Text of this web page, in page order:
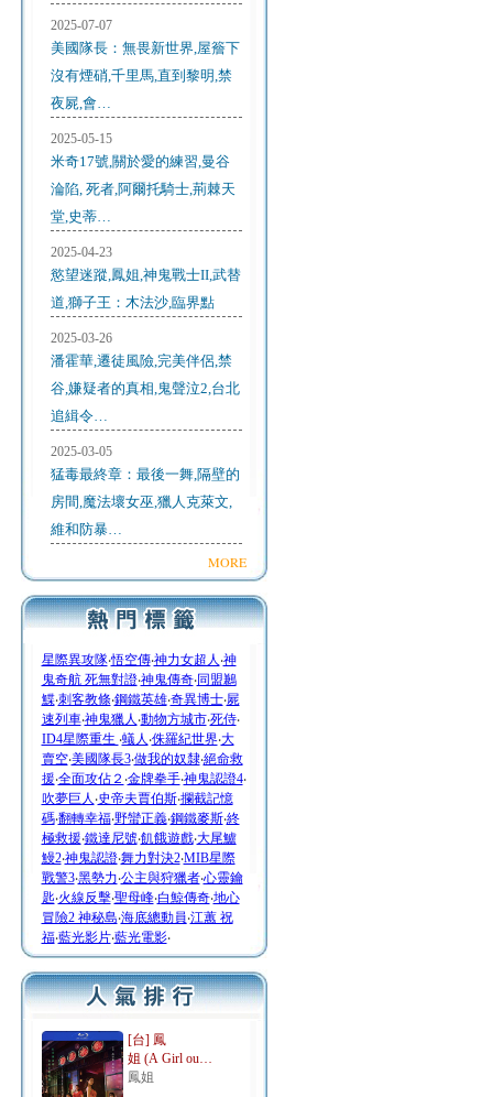
2025-07-07
美國隊長：無畏新世界,屋簷下
沒有煙硝,千里馬,直到黎明,禁
夜屍,會…
2025-05-15
米奇17號,關於愛的練習,曼谷
淪陷, 死者,阿爾托騎士,荊棘天
堂,史蒂…
2025-04-23
慾望迷蹤,鳳姐,神鬼戰士II,武替
道,獅子王：木法沙,臨界點
2025-03-26
潘霍華,遷徒風險,完美伴侶,禁
谷,嫌疑者的真相,鬼聲泣2,台北
追緝令…
2025-03-05
猛毒最終章：最後一舞,隔壁的
房間,魔法壞女巫,獵人克萊文,
維和防暴…
MORE
星際異攻隊‧悟空傳‧神力女超人 ‧神
鬼奇航 死無對證‧神鬼傳奇‧同盟鶼
鰈‧刺客教條‧鋼鐵英雄‧奇異博士‧屍
速列車‧神鬼獵人 ‧動物方城市‧死侍‧
ID4星際重生 ‧蟻人 ‧侏羅紀世界‧大
賣空‧美國隊長3‧做我的奴隸‧絕命救
援‧全面攻佔２ ‧金牌拳手‧神鬼認證4‧
吹夢巨人 ‧史帝夫賈伯斯‧攔截記憶
碼‧翻轉幸福‧野蠻正義‧鋼鐵麥斯‧終
極救援‧鐵達尼號‧飢餓遊戲‧大尾鱸
鰻2‧神鬼認證‧舞力對決2‧MIB星際
戰警3‧黑勢力‧公主與狩獵者‧心靈鑰
匙‧火線反擊‧聖母峰‧白鯨傳奇‧地心
冒險2 神秘島‧海底總動員‧江蕙 祝
福‧藍光影片‧藍光電影‧
[台] 鳳
姐 (A Girl ou…
鳳姐